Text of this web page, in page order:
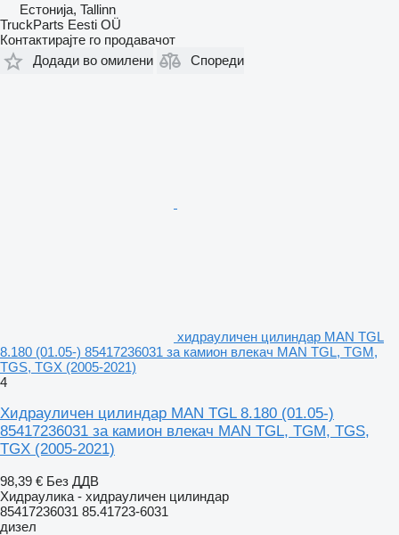
Естонија, Tallinn
TruckParts Eesti OÜ
Контактирајте го продавачот
Додади во омилени
Спореди
хидрауличен цилиндар MAN TGL
8.180 (01.05-) 85417236031 за камион влекач MAN TGL, TGM,
TGS, TGX (2005-2021)
4
Хидрауличен цилиндар MAN TGL 8.180 (01.05-)
85417236031 за камион влекач MAN TGL, TGM, TGS,
TGX (2005-2021)
98,39 € Без ДДВ
Хидраулика - хидрауличен цилиндар
85417236031 85.41723-6031
дизел